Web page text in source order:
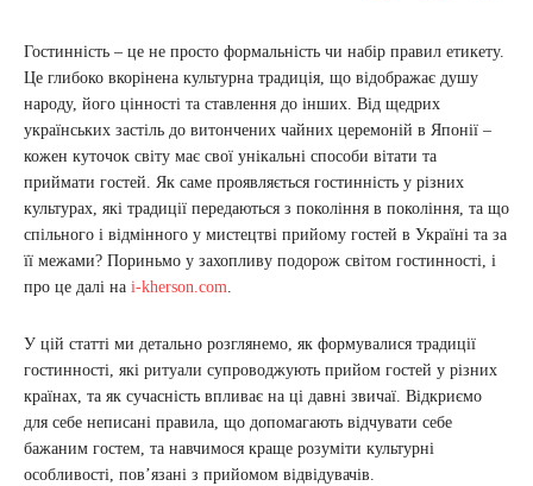
Гостинність – це не просто формальність чи набір правил етикету.
Це глибоко вкорінена культурна традиція, що відображає душу
народу, його цінності та ставлення до інших. Від щедрих
українських застіль до витончених чайних церемоній в Японії –
кожен куточок світу має свої унікальні способи вітати та
приймати гостей. Як саме проявляється гостинність у різних
культурах, які традиції передаються з покоління в покоління, та що
спільного і відмінного у мистецтві прийому гостей в Україні та за
її межами? Пориньмо у захопливу подорож світом гостинності, і
про це далі на i-kherson.com.
У цій статті ми детально розглянемо, як формувалися традиції
гостинності, які ритуали супроводжують прийом гостей у різних
країнах, та як сучасність впливає на ці давні звичаї. Відкриємо
для себе неписані правила, що допомагають відчувати себе
бажаним гостем, та навчимося краще розуміти культурні
особливості, пов’язані з прийомом відвідувачів.